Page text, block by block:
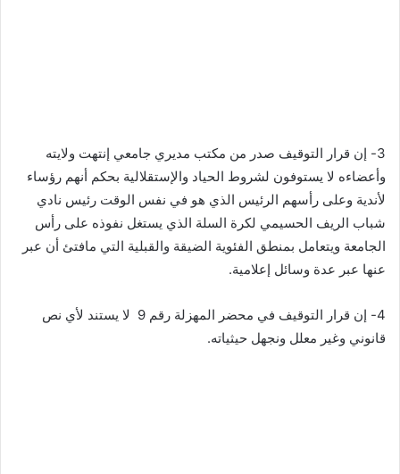
3- إن قرار التوقيف صدر من مكتب مديري جامعي إنتهت ولايته
وأعضاءه لا يستوفون لشروط الحياد والإستقلالية بحكم أنهم رؤساء
لأندية وعلى رأسهم الرئيس الذي هو في نفس الوقت رئيس نادي
شباب الريف الحسيمي لكرة السلة الذي يستغل نفوذه على رأس
الجامعة ويتعامل بمنطق الفئوية الضيقة والقبلية التي مافتئ أن عبر
عنها عبر عدة وسائل إعلامية.
4- إن قرار التوقيف في محضر المهزلة رقم 9 لا يستند لأي نص
قانوني وغير معلل ونجهل حيثياته.